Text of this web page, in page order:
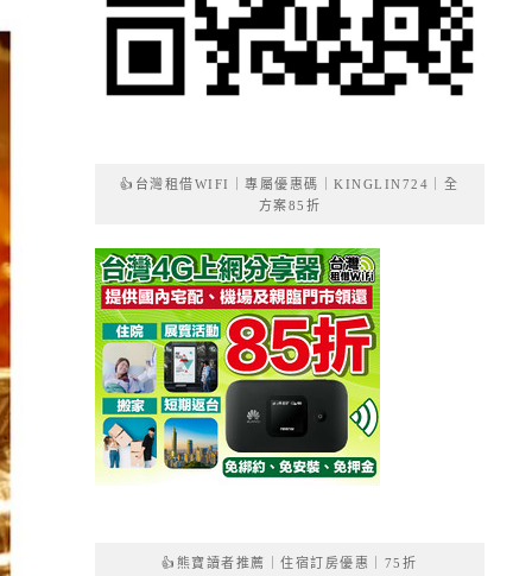
👍台灣租借WIFI｜專屬優惠碼｜KINGLIN724｜全
方案85折
👍熊寶讀者推薦｜住宿訂房優惠｜75折